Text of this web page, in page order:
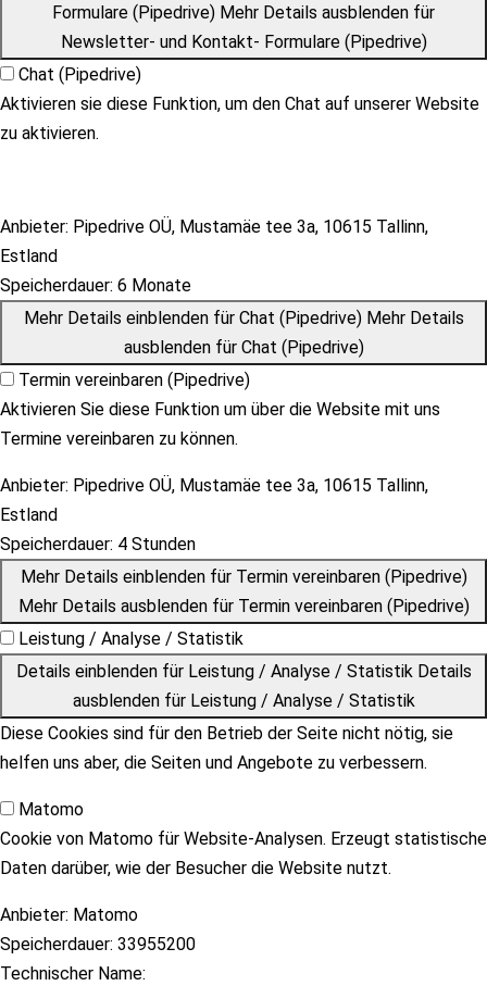
Formulare (Pipedrive) Mehr Details ausblenden für
Newsletter- und Kontakt- Formulare (Pipedrive)
Chat (Pipedrive)
Aktivieren sie diese Funktion, um den Chat auf unserer Website
zu aktivieren.
Anbieter: Pipedrive OÜ, Mustamäe tee 3a, 10615 Tallinn,
Estland
Speicherdauer: 6 Monate
Mehr Details einblendenfür Chat (Pipedrive) Mehr Details
ausblendenfür Chat (Pipedrive)
Termin vereinbaren (Pipedrive)
Aktivieren Sie diese Funktion um über die Website mit uns
Termine vereinbaren zu können.
Anbieter: Pipedrive OÜ, Mustamäe tee 3a, 10615 Tallinn,
Estland
Speicherdauer: 4 Stunden
Mehr Details einblendenfür Termin vereinbaren (Pipedrive)
Mehr Details ausblendenfür Termin vereinbaren (Pipedrive)
Leistung / Analyse / Statistik
Details einblendenfür Leistung / Analyse / Statistik Details
ausblendenfür Leistung / Analyse / Statistik
Diese Cookies sind für den Betrieb der Seite nicht nötig, sie
helfen uns aber, die Seiten und Angebote zu verbessern.
Matomo
Cookie von Matomo für Website-Analysen. Erzeugt statistische
Daten darüber, wie der Besucher die Website nutzt.
Anbieter: Matomo
Speicherdauer: 33955200
Technischer Name: